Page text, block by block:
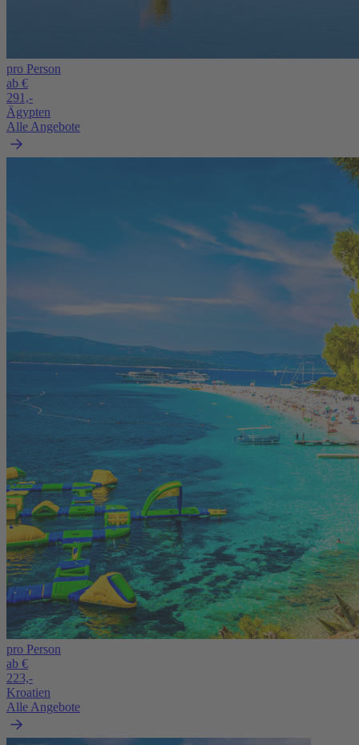
pro Person
ab €
291,-
Ägypten
Alle Angebote
pro Person
ab €
223,-
Kroatien
Alle Angebote